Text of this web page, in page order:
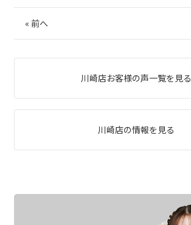
« 前へ
川崎店お客様の声一覧を見る
川崎店の情報を見る